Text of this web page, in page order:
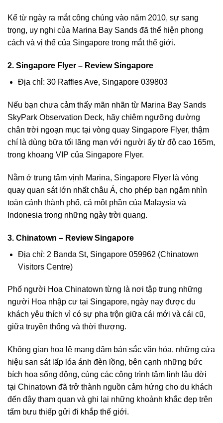
Kể từ ngày ra mắt công chúng vào năm 2010, sự sang
trọng, uy nghi của Marina Bay Sands đã thể hiện phong
cách và vị thế của Singapore trong mắt thế giới.
2. Singapore Flyer – Review Singapore
Địa chỉ: 30 Raffles Ave, Singapore 039803
Nếu bạn chưa cảm thấy mãn nhãn từ Marina Bay Sands
SkyPark Observation Deck, hãy chiêm ngưỡng đường
chân trời ngoạn mục tại vòng quay Singapore Flyer, thậm
chí là dùng bữa tối lãng mạn với người ấy từ độ cao 165m,
trong khoang VIP của Singapore Flyer.
Nằm ở trung tâm vịnh Marina, Singapore Flyer là vòng
quay quan sát lớn nhất châu Á, cho phép bạn ngắm nhìn
toàn cảnh thành phố, cả một phần của Malaysia và
Indonesia trong những ngày trời quang.
3. Chinatown – Review Singapore
Địa chỉ: 2 Banda St, Singapore 059962 (Chinatown
Visitors Centre)
Phố người Hoa Chinatown từng là nơi tập trung những
người Hoa nhập cư tại Singapore, ngày nay được du
khách yêu thích vì có sự pha trộn giữa cái mới và cái cũ,
giữa truyền thống và thời thượng.
Không gian hoa lệ mang đậm bản sắc văn hóa, những cửa
hiệu san sátlấp lóa ánh đèn lồng, bên cạnh những bức
bích họa sống động, cùng các công trình tâm linh lâu đời
tại Chinatown đã trở thành nguồn cảm hứng cho du khách
đến đây tham quan và ghi lại những khoảnh khắc đẹp trên
tấm bưu thiếp gửi đi khắp thế giới.